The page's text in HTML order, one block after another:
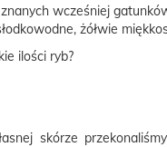
wcześniej
żółwie
ilości ryb?
skórze